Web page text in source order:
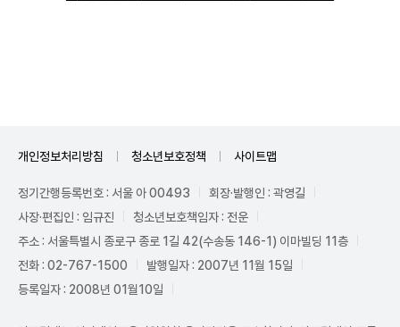
개인정보처리방침 청소년보호정책 사이트맵
정기간행등록번호 : 서울 아 00493
회장·발행인 : 곽영길
사장·편집인 : 임규진
청소년보호책임자 : 전운
주소 : 서울특별시 종로구 종로 1길 42(수송동 146-1) 이마빌딩 11층
전화 : 02-767-1500
발행일자 : 2007년 11월 15일
등록일자 : 2008년 01월10일